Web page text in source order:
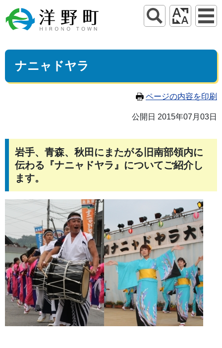
ナニャドヤラ
ページの内容を印刷
公開日 2015年07月03日
岩手、青森、秋田にまたがる旧南部領内に
伝わる『ナニャドヤラ』についてご紹介し
ます。